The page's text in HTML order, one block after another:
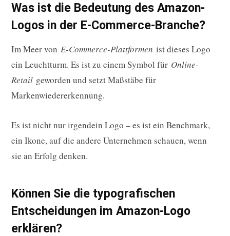
Was ist die Bedeutung des Amazon-
Logos in der E-Commerce-Branche?
Im Meer von E-Commerce-Plattformen ist dieses Logo
ein Leuchtturm. Es ist zu einem Symbol für Online-
Retail geworden und setzt Maßstäbe für
Markenwiedererkennung.
Es ist nicht nur irgendein Logo – es ist ein Benchmark,
ein Ikone, auf die andere Unternehmen schauen, wenn
sie an Erfolg denken.
Können Sie die typografischen
Entscheidungen im Amazon-Logo
erklären?